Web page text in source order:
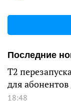
Последние
Т2
для
18:48